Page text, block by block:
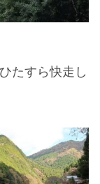
たすら快走し